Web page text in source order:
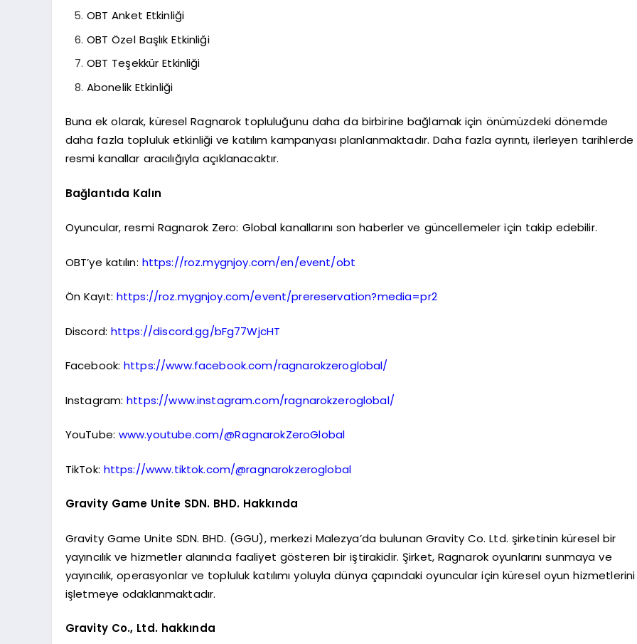
OBT Anket Etkinliği
OBT Özel Başlık Etkinliği
OBT Teşekkür Etkinliği
Abonelik Etkinliği
Buna ek olarak, küresel Ragnarok topluluğunu daha da birbirine bağlamak için önümüzdeki dönemde
daha fazla topluluk etkinliği ve katılım kampanyası planlanmaktadır. Daha fazla ayrıntı, ilerleyen tarihlerde
resmi kanallar aracılığıyla açıklanacaktır.
Bağlantıda Kalın
Oyuncular, resmi Ragnarok Zero: Global kanallarını son haberler ve güncellemeler için takip edebilir.
OBT’ye katılın: https://roz.mygnjoy.com/en/event/obt
Ön Kayıt: https://roz.mygnjoy.com/event/prereservation?media=pr2
Discord: https://discord.gg/bFg77WjcHT
Facebook: https://www.facebook.com/ragnarokzeroglobal/
Instagram: https://www.instagram.com/ragnarokzeroglobal/
YouTube: www.youtube.com/@RagnarokZeroGlobal
TikTok: https://www.tiktok.com/@ragnarokzeroglobal
Gravity Game Unite SDN. BHD. Hakkında
Gravity Game Unite SDN. BHD. (GGU), merkezi Malezya’da bulunan Gravity Co. Ltd. şirketinin küresel bir
yayıncılık ve hizmetler alanında faaliyet gösteren bir iştirakidir. Şirket, Ragnarok oyunlarını sunmaya ve
yayıncılık, operasyonlar ve topluluk katılımı yoluyla dünya çapındaki oyuncular için küresel oyun hizmetlerini
işletmeye odaklanmaktadır.
Gravity Co., Ltd. hakkında